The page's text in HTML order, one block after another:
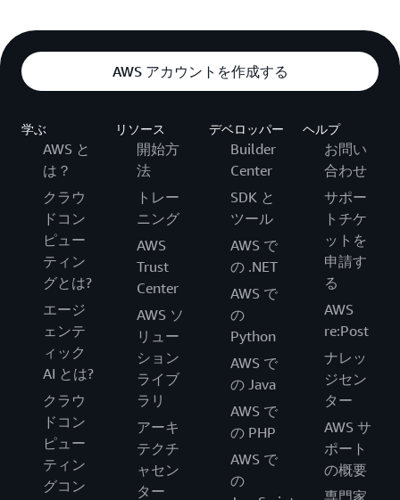
AWS アカウントを作成する
学ぶ
AWS と
は？
クラウ
ドコン
ピュー
ティン
グとは?
エージ
ェンテ
ィック
AI とは?
クラウ
ドコン
ピュー
ティン
グコン
リソース
開始方
法
トレー
ニング
AWS
Trust
Center
AWS ソ
リュー
ション
ライブ
ラリ
アーキ
テクチ
ャセン
ター
デベロッパー
Builder
Center
SDK と
ツール
AWS で
の .NET
AWS で
の
Python
AWS で
の Java
AWS で
の PHP
AWS で
の
ヘルプ
お問い
合わせ
サポー
トチケ
ットを
申請す
る
AWS
re:Post
ナレッ
ジセン
ター
AWS サ
ポート
の概要
専門家